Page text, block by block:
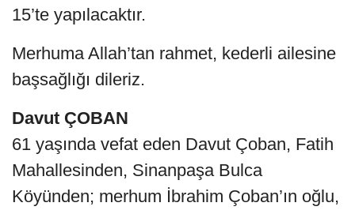
15’te yapılacaktır.
Merhuma Allah’tan rahmet, kederli ailesine
başsağlığı dileriz.
Davut ÇOBAN
61 yaşında vefat eden Davut Çoban, Fatih
Mahallesinden, Sinanpaşa Bulca
Köyünden; merhum İbrahim Çoban’ın oğlu,